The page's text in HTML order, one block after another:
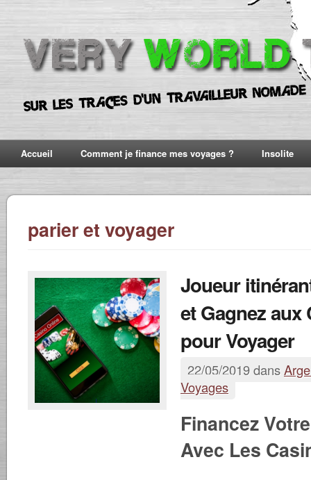
Accueil Comment je finance mes voyages ? Insolite
parier et voyager
Joueur
et Gagnez aux
pour Voyager
22/05/2019 dans
Voyages
Financez
Avec Les